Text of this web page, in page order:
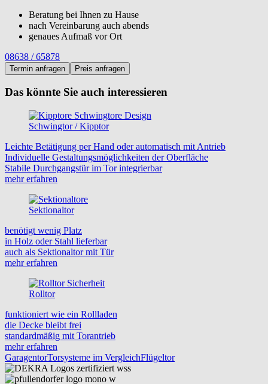
Beratung bei Ihnen zu Hause
nach Vereinbarung auch abends
genaues Aufmaß vor Ort
08638 / 65878
Termin anfragen Preis anfragen
Das könnte Sie auch interessieren
Schwingtor / Kipptor
Leichte Betätigung per Hand oder automatisch mit Antrieb
Individuelle Gestaltungsmöglichkeiten der Oberfläche
Stabile Durchgangstür im Tor integrierbar
mehr erfahren
Sektionaltor
benötigt wenig Platz
in Holz oder Stahl lieferbar
auch als Sektionaltor mit Tür
mehr erfahren
Rolltor
funktioniert wie ein Rollladen
die Decke bleibt frei
standardmäßig mit Torantrieb
mehr erfahren
GaragentorTorsysteme im VergleichFlügeltor